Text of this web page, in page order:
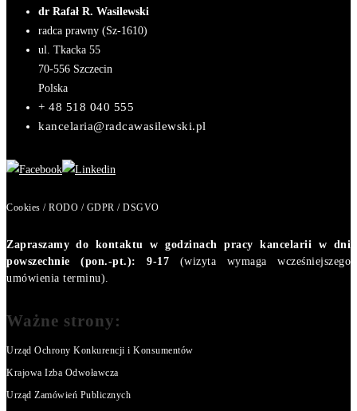
dr Rafał R. Wasilewski
radca prawny (Sz-1610)
ul. Tkacka 55
70-556 Szczecin
Polska
+ 48 518 040 555
kancelaria@radcawasilewski.pl
Cookies / RODO / GDPR / DSGVO
Zapraszamy do kontaktu w godzinach pracy kancelarii w dni
powszechnie (pon.-pt.): 9-17 (wizyta wymaga wcześniejszego
umówienia terminu).
Ważne strony:
Urząd Ochrony Konkurencji i Konsumentów
Krajowa Izba Odwoławcza
Urząd Zamówień Publicznych